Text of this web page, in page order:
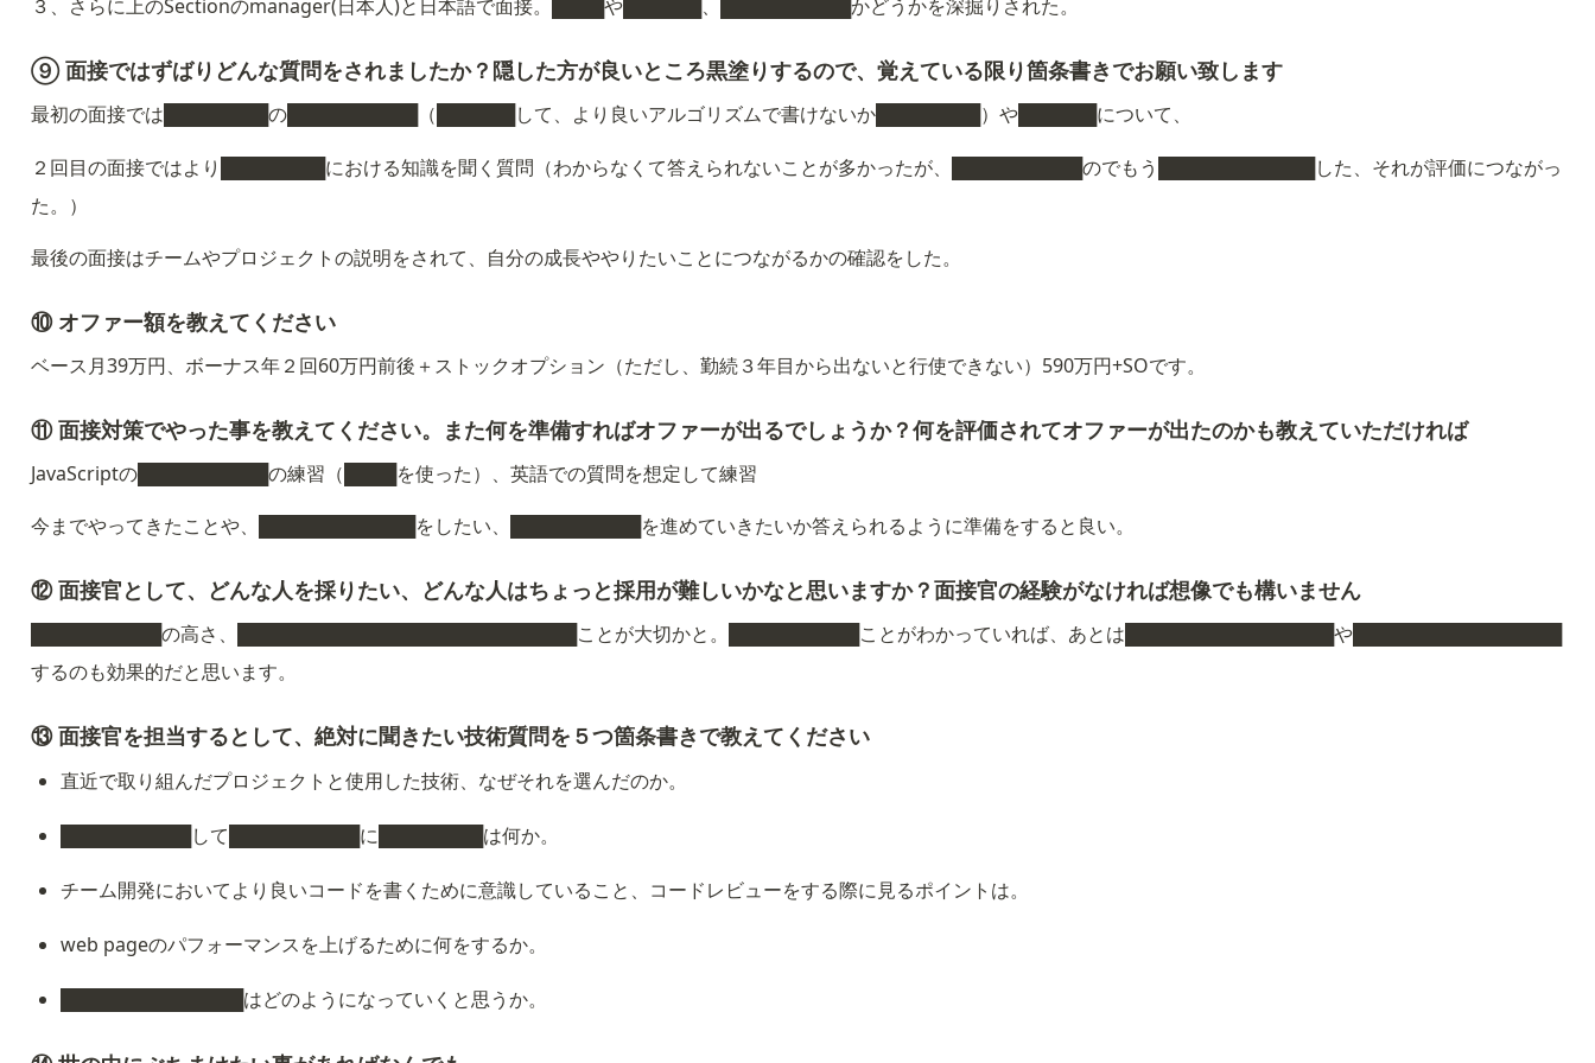
３、さらに上のSectionのmanager(日本人)と日本語で面接。████や██████、██████████かどうかを深掘りされた。
⑨ 面接ではずばりどんな質問をされましたか？隠した方が良いところ黒塗りするので、覚えている限り箇条書きでお願い致します
最初の面接では████████の██████████（██████して、より良いアルゴリズムで書けないか████████）や██████について、
２回目の面接ではより████████における知識を聞く質問（わからなくて答えられないことが多かったが、██████████のでもう████████████した、それが評価につながっ
た。）
最後の面接はチームやプロジェクトの説明をされて、自分の成長ややりたいことにつながるかの確認をした。
⑩ オファー額を教えてください
ベース月39万円、ボーナス年２回60万円前後＋ストックオプション（ただし、勤続３年目から出ないと行使できない）590万円+SOです。
⑪ 面接対策でやった事を教えてください。また何を準備すればオファーが出るでしょうか？何を評価されてオファーが出たのかも教えていただければ
JavaScriptの██████████の練習（████を使った）、英語での質問を想定して練習
今までやってきたことや、████████████をしたい、██████████を進めていきたいか答えられるように準備をすると良い。
⑫ 面接官として、どんな人を採りたい、どんな人はちょっと採用が難しいかなと思いますか？面接官の経験がなければ想像でも構いません
██████████の高さ、██████████████████████████ことが大切かと。██████████ことがわかっていれば、あとは████████████████や████████████████
するのも効果的だと思います。
⑬ 面接官を担当するとして、絶対に聞きたい技術質問を５つ箇条書きで教えてください
直近で取り組んだプロジェクトと使用した技術、なぜそれを選んだのか。
██████████して██████████に████████は何か。
チーム開発においてより良いコードを書くために意識していること、コードレビューをする際に見るポイントは。
web pageのパフォーマンスを上げるために何をするか。
██████████████はどのようになっていくと思うか。